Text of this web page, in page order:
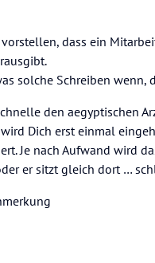
dass ein
solche Schreiben
den aegyptischen
Dich erst einmal
Je nach Aufwand wird
er sitzt gleich dort …